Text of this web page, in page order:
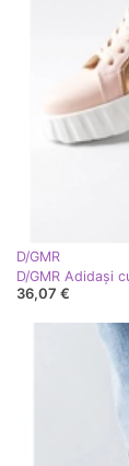
D/GMR
D/GMR Adidași
36,07 €